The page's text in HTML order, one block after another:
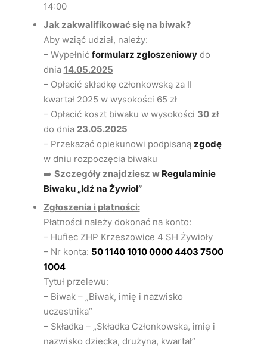
14:00
Jak zakwalifikować się na biwak?
Aby wziąć udział, należy:
– Wypełnić formularz zgłoszeniowydo
dnia 14.05.2025
– Opłacić składkę członkowską za II
kwartał 2025 w wysokości 65 zł
– Opłacić koszt biwaku w wysokości 30 zł
do dnia 23.05.2025
– Przekazać opiekunowi podpisaną zgodę
w dniu rozpoczęcia biwaku
➡️ Szczegóły znajdziesz w Regulaminie
Biwaku „Idź na Żywioł”
Zgłoszenia i płatności:
Płatności należy dokonać na konto:
– Hufiec ZHP Krzeszowice 4 SH Żywioły
– Nr konta: 50 1140 1010 0000 4403 7500
1004
Tytuł przelewu:
– Biwak – „Biwak, imię i nazwisko
uczestnika”
– Składka – „Składka Członkowska, imię i
nazwisko dziecka, drużyna, kwartał”